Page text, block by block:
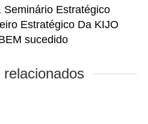
Seminário Estratégico
Estratégico Da KIJO
sucedido